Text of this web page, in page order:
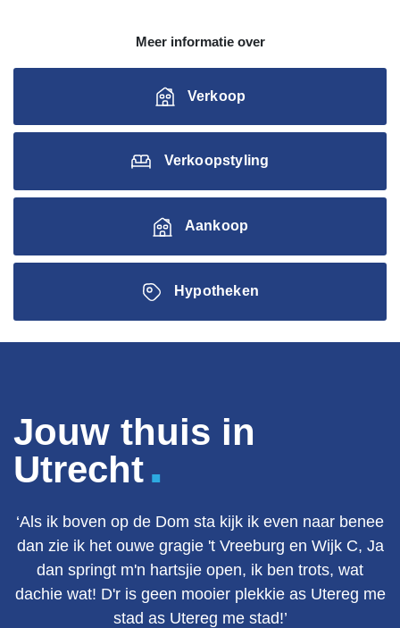
Meer informatie over
Verkoop
Verkoopstyling
Aankoop
Hypotheken
Jouw thuis in
Utrecht.
‘Als ik boven op de Dom sta kijk ik even naar benee
dan zie ik het ouwe gragie 't Vreeburg en Wijk C, Ja
dan springt m'n hartsjie open, ik ben trots, wat
dachie wat! D'r is geen mooier plekkie as Utereg me
stad as Utereg me stad!’